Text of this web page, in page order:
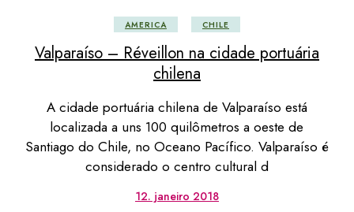
AMERICA CHILE
Valparaíso – Réveillon na cidade portuária
chilena
A cidade portuária chilena de Valparaíso está
localizada a uns 100 quilômetros a oeste de
Santiago do Chile, no Oceano Pacífico. Valparaíso é
considerado o centro cultural d
12. janeiro 2018